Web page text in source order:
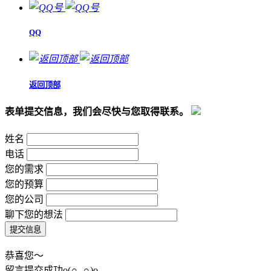
QQ
返回顶部
表单提交信息，我们会尽快与您取得联系。
姓名
电话
您的需求
您的预算
您的公司
聊下您的想法
恭喜您～